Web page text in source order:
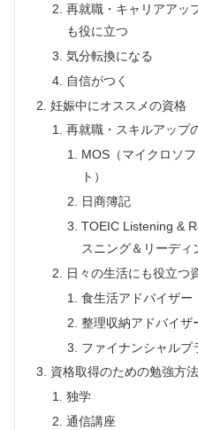
再就職・キャリアアッ
も役に立つ
気分転換になる
自信がつく
妊娠中にオススメの資格
再就職・スキルアップ
MOS（マイクロソ
ト）
日商簿記
TOEIC Listening &
スニング＆リーディ
日々の生活にも役立つ
食生活アドバイザー
整理収納アドバイザ
ファイナンシャルプ
資格取得のための勉強方法
独学
通信講座